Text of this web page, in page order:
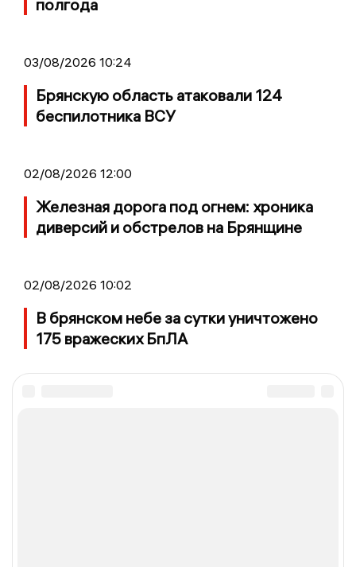
полгода
03/08/2026 10:24
Брянскую область атаковали 124
беспилотника ВСУ
02/08/2026 12:00
Железная дорога под огнем: хроника
диверсий и обстрелов на Брянщине
02/08/2026 10:02
В брянском небе за сутки уничтожено
175 вражеских БпЛА